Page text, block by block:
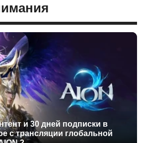
и 30 дней подписки в
с трансляции глобальной